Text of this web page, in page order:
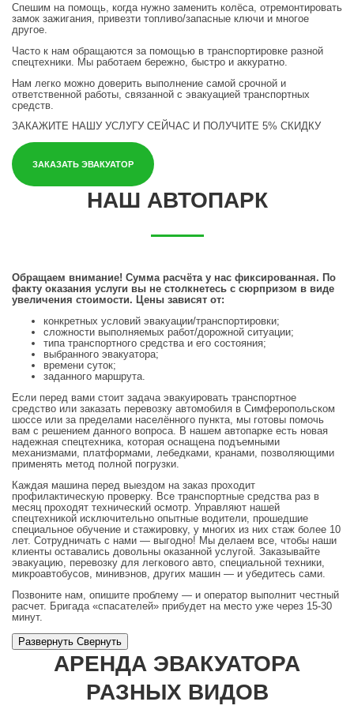
Спешим на помощь, когда нужно заменить колёса, отремонтировать
замок зажигания, привезти топливо/запасные ключи и многое
другое.
Часто к нам обращаются за помощью в транспортировке разной
спецтехники. Мы работаем бережно, быстро и аккуратно.
Нам легко можно доверить выполнение самой срочной и
ответственной работы, связанной с эвакуацией транспортных
средств.
ЗАКАЖИТЕ НАШУ УСЛУГУ СЕЙЧАС И ПОЛУЧИТЕ 5% СКИДКУ
ЗАКАЗАТЬ ЭВАКУАТОР
НАШ АВТОПАРК
Обращаем внимание! Сумма расчёта у нас фиксированная. По
факту оказания услуги вы не столкнетесь с сюрпризом в виде
увеличения стоимости. Цены зависят от:
конкретных условий эвакуации/транспортировки;
сложности выполняемых работ/дорожной ситуации;
типа транспортного средства и его состояния;
выбранного эвакуатора;
времени суток;
заданного маршрута.
Если перед вами стоит задача эвакуировать транспортное
средство или заказать перевозку автомобиля в Симферопольском
шоссе или за пределами населённого пункта, мы готовы помочь
вам с решением данного вопроса. В нашем автопарке есть новая
надежная спецтехника, которая оснащена подъемными
механизмами, платформами, лебедками, кранами, позволяющими
применять метод полной погрузки.
Каждая машина перед выездом на заказ проходит
профилактическую проверку. Все транспортные средства раз в
месяц проходят технический осмотр. Управляют нашей
спецтехникой исключительно опытные водители, прошедшие
специальное обучение и стажировку, у многих из них стаж более 10
лет. Сотрудничать с нами — выгодно! Мы делаем все, чтобы наши
клиенты оставались довольны оказанной услугой. Заказывайте
эвакуацию, перевозку для легкового авто, специальной техники,
микроавтобусов, минивэнов, других машин — и убедитесь сами.
Позвоните нам, опишите проблему — и оператор выполнит честный
расчет. Бригада «спасателей» прибудет на место уже через 15-30
минут.
Развернуть Cвернуть
АРЕНДА ЭВАКУАТОРА
РАЗНЫХ ВИДОВ